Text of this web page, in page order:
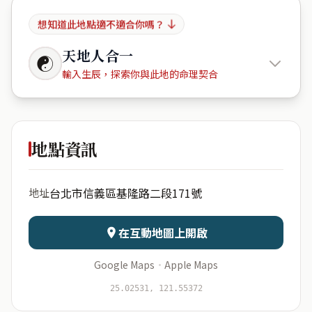
想知道此地點適不適合你嗎？
☯ 天地人合一
輸入生辰，探索你與此地的命理契合
Kee Tai
日期 出生時辰
資料僅用於即時分析，不會儲存於伺服器
地點資訊
地址台北市信義區基隆路二段171號
在互動地圖上開啟
Google Maps · Apple Maps
25.02531, 121.55372